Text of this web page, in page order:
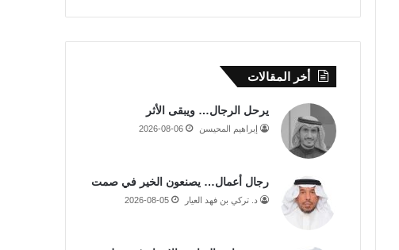
أخر المقالات
يرحل الرجال… ويبقى الأثر
إبراهيم المحيسن 2026-08-06
رجال أعمال… يصنعون الخير في صمت
د. تركي بن فهد العيار 2026-08-05